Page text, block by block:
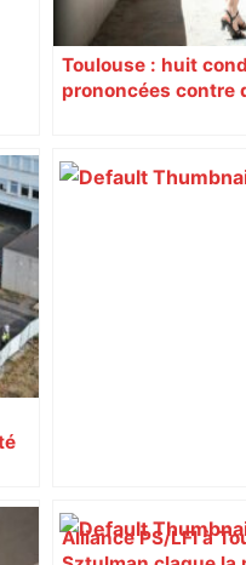
Toulouse : huit
prononcées contre
Alliance PS/LFI à